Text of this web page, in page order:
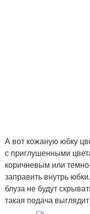
А вот кожаную юбку
с приглушенными
коричневым или
заправить внутрь
блуза не будут
такая подача